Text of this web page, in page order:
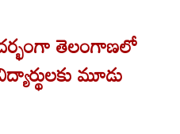
తెలంగాణలో
మూడు